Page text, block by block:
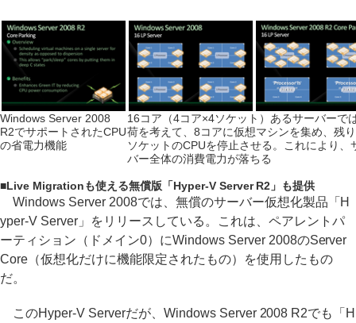
Windows Server 2008
R2でサポートされたCPU
の省電力機能
16コア（4コア×4ソケット）あるサーバーで
荷を考えて、8コアに仮想マシンを集め、残
ソケットのCPUを停止させる。これにより、
バー全体の消費電力が落ちる
■Live Migrationも使える無償版「Hyper-V Server R2」も提供
Windows Server 2008では、無償のサーバー仮想化製品「H
yper-V Server」をリリースしている。これは、ペアレントパ
ーティション（ドメイン0）にWindows Server 2008のServer
Core（仮想化だけに機能限定されたもの）を使用したもの
だ。
このHyper-V Serverだが、Windows Server 2008 R2でも「H